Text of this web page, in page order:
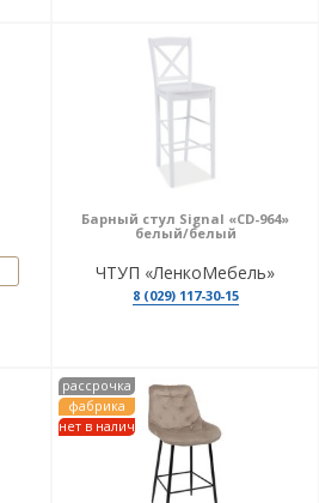
Барный стул Signal «CD-964»
белый/белый
ЧТУП «ЛенкоМебель»
8 (029) 117-30-15
рассрочка
фабрика
нет в налич